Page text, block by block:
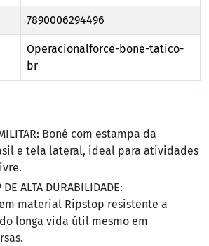
7890006294496
Operacionalforce-bone-tatico-
br
Boné com estampa da
e tela lateral, ideal para atividades
DE ALTA DURABILIDADE:
material Ripstop resistente a
longa vida útil mesmo em